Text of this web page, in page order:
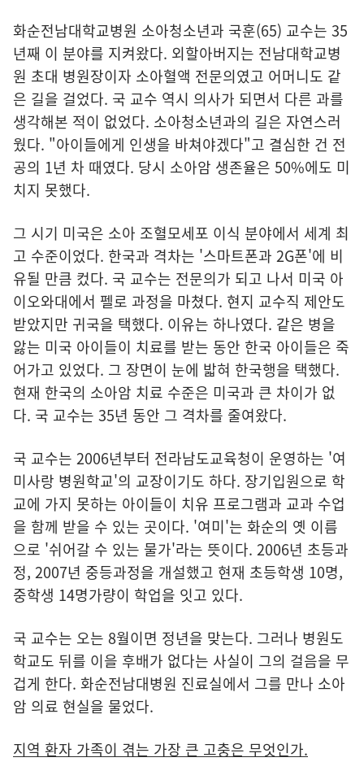
화순전남대학교병원 소아청소년과 국훈(65) 교수는 35
년째 이 분야를 지켜왔다. 외할아버지는 전남대학교병
원 초대 병원장이자 소아혈액 전문의였고 어머니도 같
은 길을 걸었다. 국 교수 역시 의사가 되면서 다른 과를
생각해본 적이 없었다. 소아청소년과의 길은 자연스러
웠다. "아이들에게 인생을 바쳐야겠다"고 결심한 건 전
공의 1년 차 때였다. 당시 소아암 생존율은 50%에도 미
치지 못했다.
그 시기 미국은 소아 조혈모세포 이식 분야에서 세계 최
고 수준이었다. 한국과 격차는 '스마트폰과 2G폰'에 비
유될 만큼 컸다. 국 교수는 전문의가 되고 나서 미국 아
이오와대에서 펠로 과정을 마쳤다. 현지 교수직 제안도
받았지만 귀국을 택했다. 이유는 하나였다. 같은 병을
앓는 미국 아이들이 치료를 받는 동안 한국 아이들은 죽
어가고 있었다. 그 장면이 눈에 밟혀 한국행을 택했다.
현재 한국의 소아암 치료 수준은 미국과 큰 차이가 없
다. 국 교수는 35년 동안 그 격차를 줄여왔다.
국 교수는 2006년부터 전라남도교육청이 운영하는 '여
미사랑 병원학교'의 교장이기도 하다. 장기입원으로 학
교에 가지 못하는 아이들이 치유 프로그램과 교과 수업
을 함께 받을 수 있는 곳이다. '여미'는 화순의 옛 이름
으로 '쉬어갈 수 있는 물가'라는 뜻이다. 2006년 초등과
정, 2007년 중등과정을 개설했고 현재 초등학생 10명,
중학생 14명가량이 학업을 잇고 있다.
국 교수는 오는 8월이면 정년을 맞는다. 그러나 병원도
학교도 뒤를 이을 후배가 없다는 사실이 그의 걸음을 무
겁게 한다. 화순전남대병원 진료실에서 그를 만나 소아
암 의료 현실을 물었다.
지역 환자 가족이 겪는 가장 큰 고충은 무엇인가.